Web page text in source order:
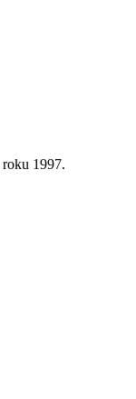
1997.